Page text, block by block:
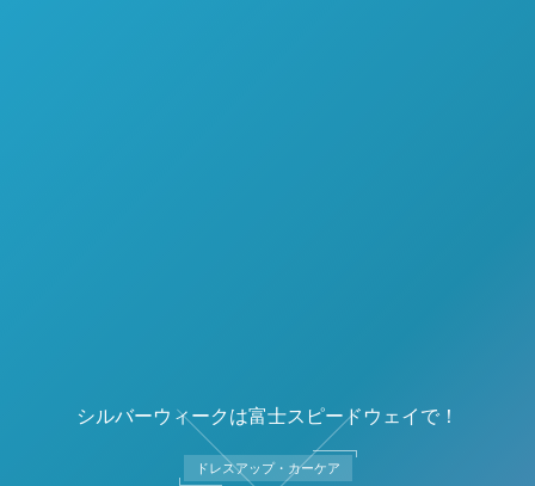
シルバーウィークは富士スピードウェイで！
ドレスアップ・カーケア